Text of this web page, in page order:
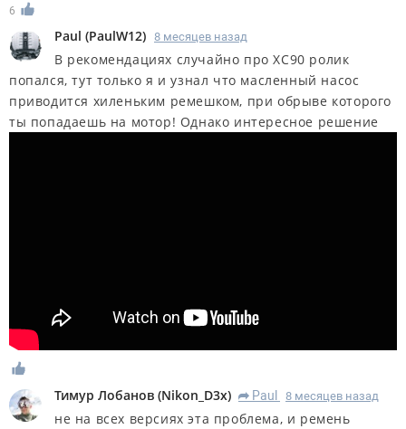
6
Paul (PaulW12) 8 месяцев назад
В рекомендациях случайно про XC90 ролик
попался, тут только я и узнал что масленный насос
приводится хиленьким ремешком, при обрыве которого
ты попадаешь на мотор! Однако интересное решение
Тимур Лобанов (Nikon_D3x) R Paul 8 месяцев назад
не на всех версиях эта проблема, и ремень